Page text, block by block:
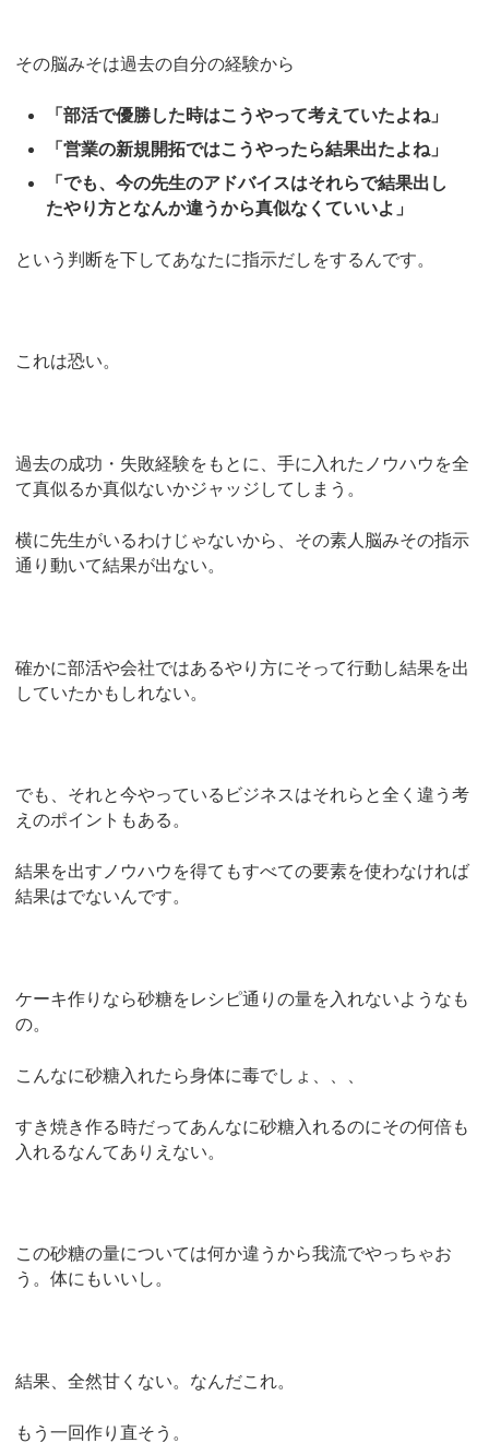
その脳みそは過去の自分の経験から
「部活で優勝した時はこうやって考えていたよね」
「営業の新規開拓ではこうやったら結果出たよね」
「でも、今の先生のアドバイスはそれらで結果出し
たやり方となんか違うから真似なくていいよ」
という判断を下してあなたに指示だしをするんです。
これは恐い。
過去の成功・失敗経験をもとに、手に入れたノウハウを全
て真似るか真似ないかジャッジしてしまう。
横に先生がいるわけじゃないから、その素人脳みその指示
通り動いて結果が出ない。
確かに部活や会社ではあるやり方にそって行動し結果を出
していたかもしれない。
でも、それと今やっているビジネスはそれらと全く違う考
えのポイントもある。
結果を出すノウハウを得てもすべての要素を使わなければ
結果はでないんです。
ケーキ作りなら砂糖をレシピ通りの量を入れないようなも
の。
こんなに砂糖入れたら身体に毒でしょ、、、
すき焼き作る時だってあんなに砂糖入れるのにその何倍も
入れるなんてありえない。
この砂糖の量については何か違うから我流でやっちゃお
う。体にもいいし。
結果、全然甘くない。なんだこれ。
もう一回作り直そう。